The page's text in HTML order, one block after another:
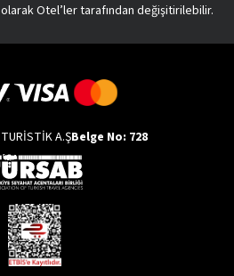
Otel’ler tarafından değişitirilebilir.
A.ŞBelge No: 728